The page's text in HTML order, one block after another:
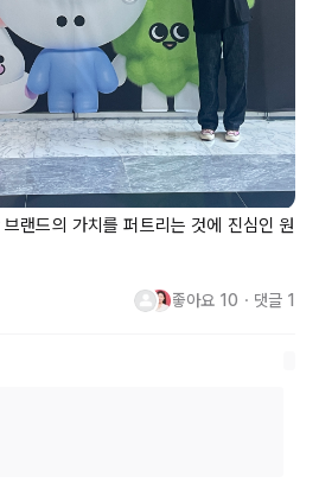
랜드의 가치를 퍼트리는 것에 진심인 원
좋아요 10 ・ 댓글 1